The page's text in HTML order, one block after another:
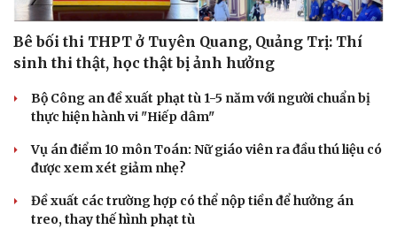
Bê bối thi THPT ở Tuyên Quang, Quảng Trị: Thí
sinh thi thật, học thật bị ảnh hưởng
Bộ Công an đề xuất phạt tù 1-5 năm với người chuẩn bị
thực hiện hành vi "Hiếp dâm"
Vụ án điểm 10 môn Toán: Nữ giáo viên ra đầu thú liệu có
được xem xét giảm nhẹ?
Đề xuất các trường hợp có thể nộp tiền để hưởng án
treo, thay thế hình phạt tù